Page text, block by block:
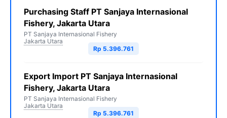
Purchasing Staff PT Sanjaya Internasional
Fishery, Jakarta Utara
PT Sanjaya Internasional Fishery
Jakarta Utara
Rp 5.396.761
Export Import PT Sanjaya Internasional
Fishery, Jakarta Utara
PT Sanjaya Internasional Fishery
Jakarta Utara
Rp 5.396.761